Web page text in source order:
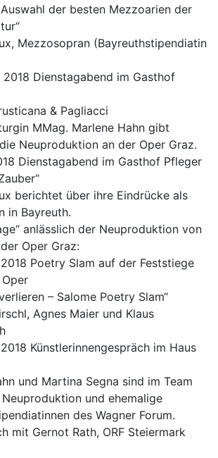
der besten Mezzoarien der
Mezzosopran (Bayreuthstipendiatin
2018 Dienstagabend im Gasthof
& Pagliacci
MMag. Marlene Hahn gibt
Neuproduktion an der Oper Graz.
Dienstagabend im Gasthof Pfleger
berichtet über ihre Eindrücke als
in Bayreuth.
anlässlich der Neuproduktion von
Oper Graz:
Poetry Slam auf der Feststiege
– Salome Poetry Slam“
Agnes Maier und Klaus
Künstlerinnengespräch im Haus
und Martina Segna sind im Team
und ehemalige
des Wagner Forum.
mit Gernot Rath, ORF Steiermark